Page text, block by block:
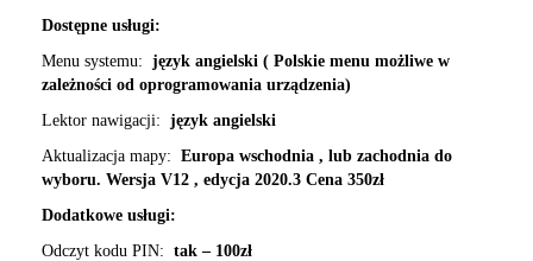
Dostępne usługi:
Menu systemu: język angielski ( Polskie menu możliwe w
zależności od oprogramowania urządzenia)
Lektor nawigacji: język angielski
Aktualizacja mapy: Europa wschodnia , lub zachodnia do
wyboru. Wersja V12 , edycja 2020.3 Cena 350zł
Dodatkowe usługi:
Odczyt kodu PIN: tak – 100zł